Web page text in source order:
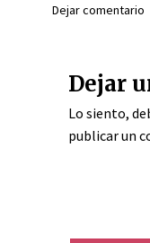
Dejar comentario
Dejar
Lo siento,
publicar un